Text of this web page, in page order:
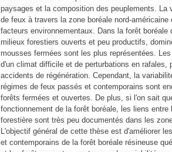
paysages et la composition des peuplements. La
de feux à travers la zone boréale nord-
facteurs environnementaux. Dans la forêt
milieux forestiers ouverts et peu productifs,
mousses fermées sont les plus représentées.
d'un climat difficile et de perturbations en rafales,
accidents de régénération. Cependant, la
régimes de feux passés et contemporains sont
forêts fermées et ouvertes. De plus, si l'on sait
fonctionnement de la forêt boréale, les liens
forestière sont très peu documentés dans les
L'objectif général de cette thèse est d'améliorer
et contemporains de la forêt boréale résineuse